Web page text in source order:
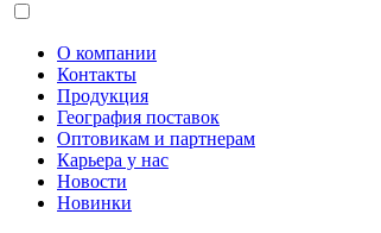
О компании
Контакты
Продукция
География поставок
Оптовикам и партнерам
Карьера у нас
Новости
Новинки